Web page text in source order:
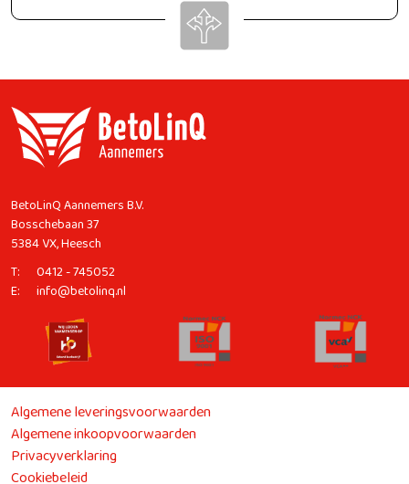
BetoLinQ Aannemers B.V.
Bosschebaan 37
5384 VX, Heesch
T: 0412 - 745052
E: info@betolinq.nl
Algemene leveringsvoorwaarden
Algemene inkoopvoorwaarden
Privacyverklaring